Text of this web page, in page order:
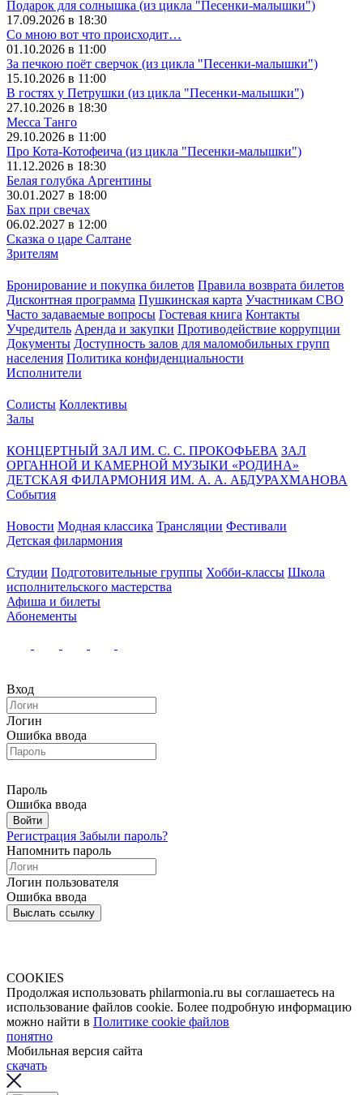
Подарок для солнышка (из цикла "Песенки-малышки")
17.09.2026 в 18:30
Со мною вот что происходит…
01.10.2026 в 11:00
За печкою поёт сверчок (из цикла "Песенки-малышки")
15.10.2026 в 11:00
В гостях у Петрушки (из цикла "Песенки-малышки")
27.10.2026 в 18:30
Месса Танго
29.10.2026 в 11:00
Про Кота-Котофеича (из цикла "Песенки-малышки")
11.12.2026 в 18:30
Белая голубка Аргентины
30.01.2027 в 18:00
Бах при свечах
06.02.2027 в 12:00
Сказка о царе Салтане
Зрителям
Бронирование и покупка билетов Правила возврата билетов
Дисконтная программа Пушкинская карта Участникам СВО
Часто задаваемые вопросы Гостевая книга Контакты
Учредитель Аренда и закупки Противодействие коррупции
Документы Доступность залов для маломобильных групп
населения Политика конфиденциальности
Исполнители
Солисты Коллективы
Залы
КОНЦЕРТНЫЙ ЗАЛ ИМ. С. С. ПРОКОФЬЕВА ЗАЛ
ОРГАННОЙ И КАМЕРНОЙ МУЗЫКИ «РОДИНА»
ДЕТСКАЯ ФИЛАРМОНИЯ ИМ. А. А. АБДУРАХМАНОВА
События
Новости Модная классика Трансляции Фестивали
Детская филармония
Студии Подготовительные группы Хобби-классы Школа
исполнительского мастерства
Афиша и билеты
Абонементы
Вход
Логин
Ошибка ввода
Пароль
Ошибка ввода
Войти
Регистрация Забыли пароль?
Напомнить пароль
Логин пользователя
Ошибка ввода
Выслать ссылку
COOKIES
Продолжая использовать philarmonia.ru вы соглашаетесь на
использование файлов cookie. Более подробную информацию
можно найти в Политике cookie файлов
понятно
Мобильная версия сайта
скачать